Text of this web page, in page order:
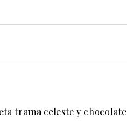
trama celeste y chocolate